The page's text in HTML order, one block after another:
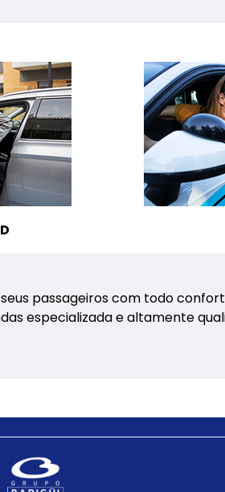
passageiros com todo
especializada e altamente